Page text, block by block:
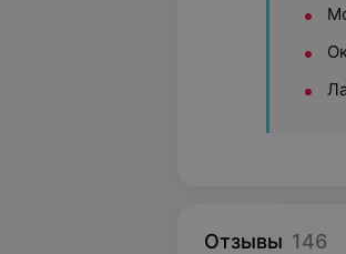
Отзывы 146